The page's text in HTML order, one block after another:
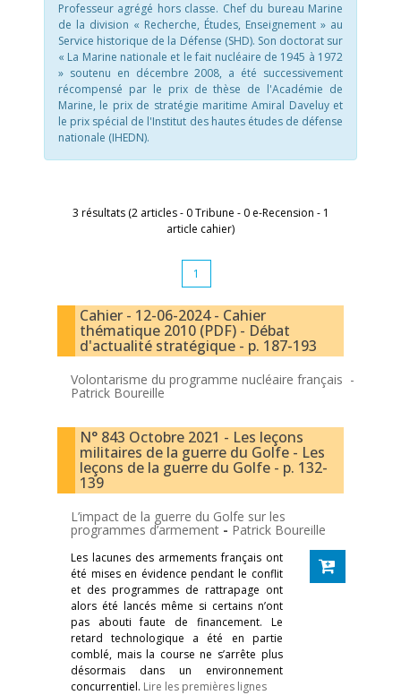
Professeur agrégé hors classe. Chef du bureau Marine
de la division « Recherche, Études, Enseignement » au
Service historique de la Défense (SHD). Son doctorat sur
« La Marine nationale et le fait nucléaire de 1945 à 1972
» soutenu en décembre 2008, a été successivement
récompensé par le prix de thèse de l'Académie de
Marine, le prix de stratégie maritime Amiral Daveluy et
le prix spécial de l'Institut des hautes études de défense
nationale (IHEDN).
3 résultats (2 articles - 0 Tribune - 0 e-Recension - 1
article cahier)
1
Cahier - 12-06-2024 - Cahier
thématique 2010 (PDF) - Débat
d'actualité stratégique - p. 187-193
Volontarisme du programme nucléaire français -
Patrick Boureille
N° 843 Octobre 2021 - Les leçons
militaires de la guerre du Golfe - Les
leçons de la guerre du Golfe - p. 132-
139
L’impact de la guerre du Golfe sur les
programmes d’armement - Patrick Boureille
Les lacunes des armements français ont
été mises en évidence pendant le conflit
et des programmes de rattrapage ont
alors été lancés même si certains n’ont
pas abouti faute de financement. Le
retard technologique a été en partie
comblé, mais la course ne s’arrête plus
désormais dans un environnement
concurrentiel. Lire les premières lignes